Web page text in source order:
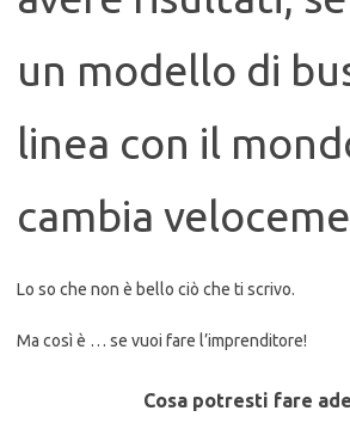
un modello di
linea con il
cambia
Lo so che non è bello ciò che ti scrivo.
Ma così è … se vuoi fare l’imprenditore!
Cosa potresti fare